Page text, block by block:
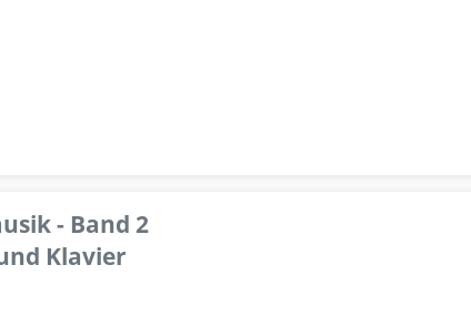
- Band 2
Klavier